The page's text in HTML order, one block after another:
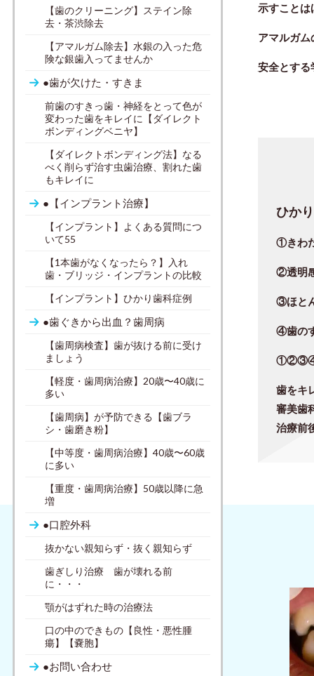
示すことは
アマルガ
安全とする
ひか
①きわ
②透明
③ほと
④歯の
①②③④
歯をキ
審美歯
治療前
【歯のクリーニング】ステイン除
去・茶渋除去
【アマルガム除去】水銀の入った危
険な銀歯入ってませんか
●歯が欠けた・すきま
前歯のすきっ歯・神経をとって色が
変わった歯をキレイに【ダイレクト
ボンディングベニヤ】
【ダイレクトボンディング法】なる
べく削らず治す虫歯治療、割れた歯
もキレイに
●【インプラント治療】
【インプラント】よくある質問につ
いて55
【1本歯がなくなったら？】入れ
歯・ブリッジ・インプラントの比較
【インプラント】ひかり歯科症例
●歯ぐきから出血？歯周病
【歯周病検査】歯が抜ける前に受け
ましょう
【軽度・歯周病治療】20歳〜40歳に
多い
【歯周病】が予防できる【歯ブラ
シ・歯磨き粉】
【中等度・歯周病治療】40歳〜60歳
に多い
【重度・歯周病治療】50歳以降に急
増
●口腔外科
抜かない親知らず・抜く親知らず
歯ぎしり治療 歯が壊れる前
に・・・
顎がはずれた時の治療法
口の中のできもの【良性・悪性腫
瘍】【嚢胞】
●お問い合わせ